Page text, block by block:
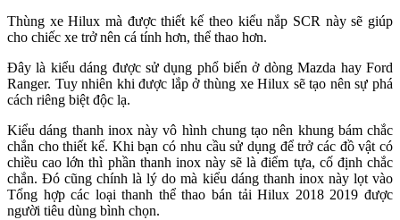
Thùng xe Hilux mà được thiết kế theo kiểu nắp SCR này sẽ giúp
cho chiếc xe trở nên cá tính hơn, thể thao hơn.
Đây là kiểu dáng được sử dụng phổ biến ở dòng Mazda hay Ford
Ranger. Tuy nhiên khi được lắp ở thùng xe Hilux sẽ tạo nên sự phá
cách riêng biệt độc lạ.
Kiểu dáng thanh inox này vô hình chung tạo nên khung bám chắc
chắn cho thiết kế. Khi bạn có nhu cầu sử dụng để trở các đồ vật có
chiều cao lớn thì phần thanh inox này sẽ là điểm tựa, cố định chắc
chắn. Đó cũng chính là lý do mà kiểu dáng thanh inox này lọt vào
Tổng hợp các loại thanh thể thao bán tải Hilux 2018 2019 được
người tiêu dùng bình chọn.